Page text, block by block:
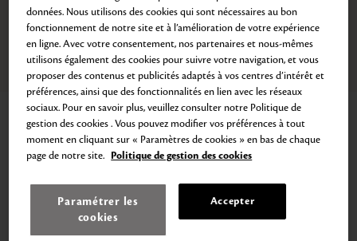
Zoom
Aller
au
slide
1
Aller
au
2
Accueil Gel Sourcils
GEL SOURCILS
Gel Sourcils Longue Tenue
44,00€ 12.571,43€/L
3.5ml
Le Gel Sourcils combine la puissance de l'innovation cosmétique et des
données. Nous utilisons des cookies qui sont nécessaires au bon
fonctionnement de notre site et à l’amélioration de votre expérience
en ligne. Avec votre consentement, nos partenaires et nous-mêmes
utilisons également des cookies pour suivre votre navigation, et vous
proposer des contenus et publicités adaptés à vos centres d’intérêt et
préférences, ainsi que des fonctionnalités en lien avec les réseaux
sociaux. Pour en savoir plus, veuillez consulter notre Politique de
gestion des cookies . Vous pouvez modifier vos préférences à tout
moment en cliquant sur « Paramètres de cookies » en bas de chaque
page de notre site. Politique de gestion des cookies
Paramétrer les
cookies
Accepter